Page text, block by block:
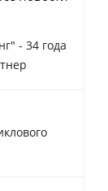
- 34 года